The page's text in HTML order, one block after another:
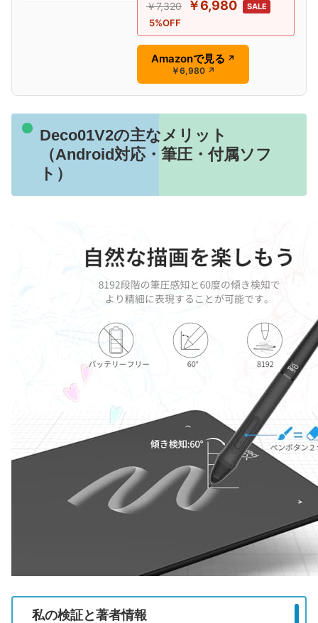
￥7,320 ￥6,980 SALE
5%OFF
Amazonで見る ↗
￥6,980 ↗
Deco01V2の主なメリット
（Android対応・筆圧・付属ソフ
ト）
私の検証と著者情報